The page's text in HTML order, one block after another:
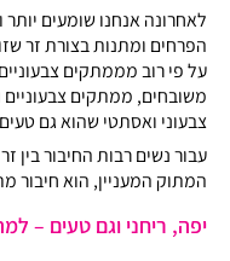
לאחרונה אנחנו שומעים
הפרחים ומתנות בצורת זר
על פי רוב מממתקים
משובחים, ממתקים צבעוניים
צבעוני ואסתטי שהוא גם
עבור נשים רבות החיבור בין
המתוק המעניין, הוא חיבור
יפה, ריחני וגם טעים